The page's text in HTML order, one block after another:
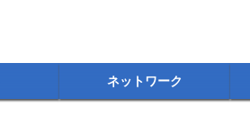
ネットワーク